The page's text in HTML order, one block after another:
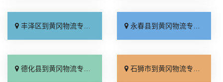
丰泽区到黄冈物流专线_多少一吨「实时跟踪 」 永春县到黄冈物流专线_快运直达「合理收费」
德化县到黄冈物流专线_高效快运「市县闪送」 石狮市到黄冈物流专线_快运直达「直达不中转」